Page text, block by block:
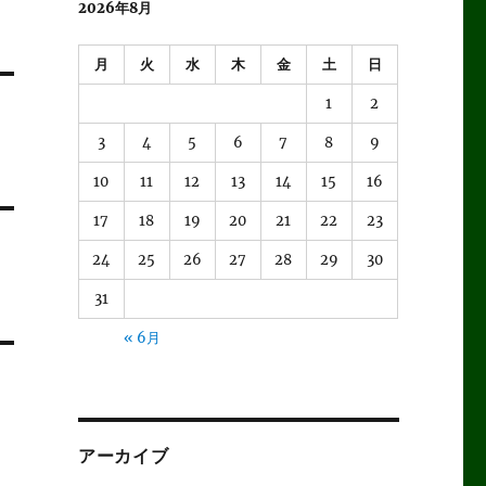
2026年8月
月 火 水 木 金 土 日
1 2
3 4 5 6 7 8 9
10 11 12 13 14 15 16
17 18 19 20 21 22 23
24 25 26 27 28 29 30
31
« 6月
アーカイブ